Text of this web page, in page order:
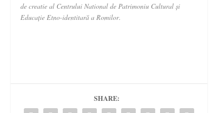
de creatie al Centrului National de Patrimoniu Cultural și
Educație Etno-identitară a Romilor.
SHARE: